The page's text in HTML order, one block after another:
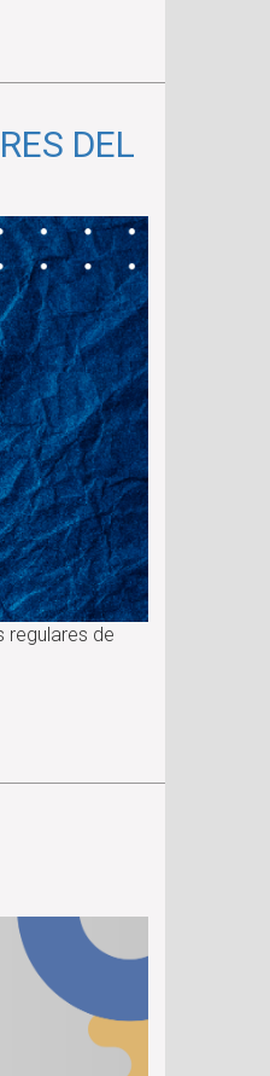
DEL
regulares de